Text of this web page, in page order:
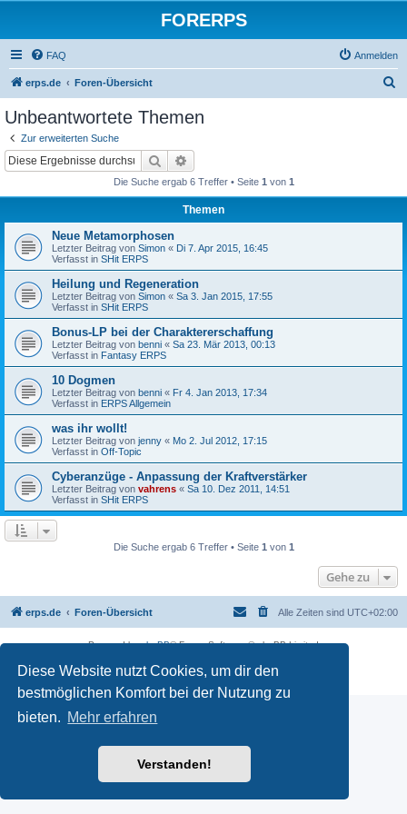
Diese Website nutzt Cookies, um dir den
bestmöglichen Komfort bei der Nutzung zu
bieten. Mehr erfahren
Verstanden!
FORERPS
FAQ Anmelden
erps.de Foren-Übersicht
Unbeantwortete Themen
Zur erweiterten Suche
Suche
Die Suche ergab 6 Treffer • Seite 1 von 1
Themen
Neue Metamorphosen
Letzter Beitrag von Simon « Di 7. Apr 2015, 16:45
Verfasst in SHit ERPS
Heilung und Regeneration
Letzter Beitrag von Simon « Sa 3. Jan 2015, 17:55
Verfasst in SHit ERPS
Bonus-LP bei der Charaktererschaffung
Letzter Beitrag von benni « Sa 23. Mär 2013, 00:13
Verfasst in Fantasy ERPS
10 Dogmen
Letzter Beitrag von benni « Fr 4. Jan 2013, 17:34
Verfasst in ERPS Allgemein
was ihr wollt!
Letzter Beitrag von jenny « Mo 2. Jul 2012, 17:15
Verfasst in Off-Topic
Cyberanzüge - Anpassung der Kraftverstärker
Letzter Beitrag von vahrens « Sa 10. Dez 2011, 14:51
Verfasst in SHit ERPS
Die Suche ergab 6 Treffer • Seite 1 von 1
Gehe zu
erps.de Foren-Übersicht Alle Zeiten sind UTC+02:00
Powered byphpBB® Forum Software © phpBB Limited
PRIVACY_LINK| TERMS_LINK